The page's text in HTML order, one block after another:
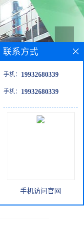
联系方式
手机： 19932680339
手机： 19932680339
手机访问官网